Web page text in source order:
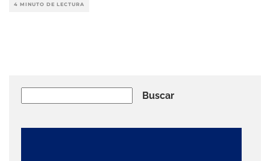
4 MINUTO DE LECTURA
Buscar